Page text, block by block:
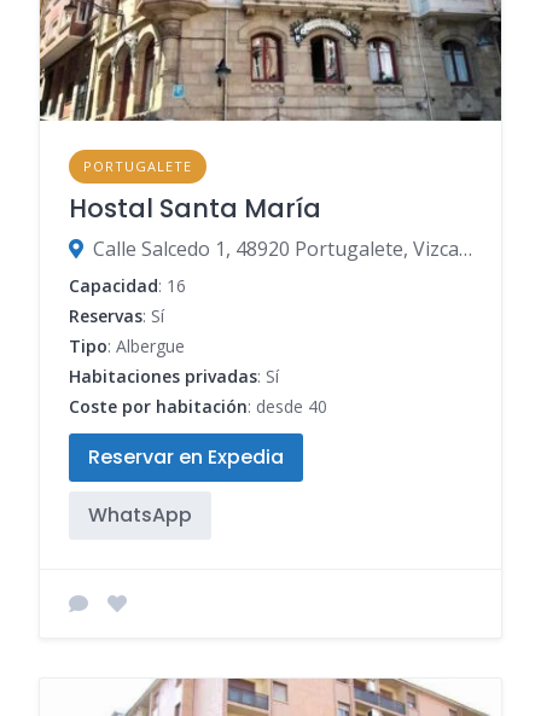
PORTUGALETE
Hostal Santa María
Calle Salcedo 1, 48920 Portugalete, Vizcaya, España
Capacidad: 16
Reservas: Sí
Tipo: Albergue
Habitaciones privadas: Sí
Coste por habitación: desde 40
Reservar en Expedia
WhatsApp